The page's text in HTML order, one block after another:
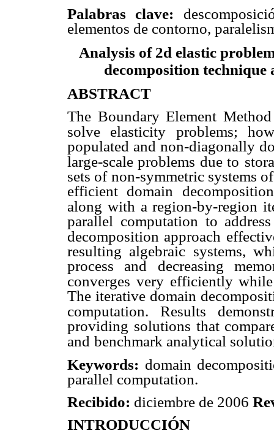
Palabras clave:
elementos de contorno,
Analysis of 2d elastic
decomposition
ABSTRACT
The Boundary Element
solve elasticity problems;
populated and non-diagonally
large-scale problems due to
sets of non-symmetric systems
efficient domain
along with a region-by-region
parallel computation to
decomposition approach
resulting algebraic systems,
process and decreasing
converges very efficiently
The iterative domain
computation. Results
providing solutions that
and benchmark analytical
Keywords: domain
parallel computation.
Recibido: diciembre de 2006
INTRODUCCIÓN